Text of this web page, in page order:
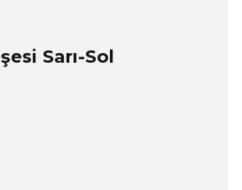
Sarı-Sol